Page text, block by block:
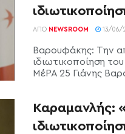
ΑΠΌ NEWSROOM 13/06/
Βαρουφάκης: Την
ιδιωτικοποίηση
ΜέΡΑ 25 Γιάνης
Καραμανλής: